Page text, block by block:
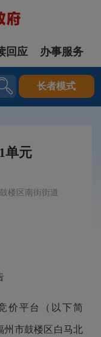
登录
回应 办事服务
长者模式
单元
楼区南街街道
价平台（以下简
州市鼓楼区白马北